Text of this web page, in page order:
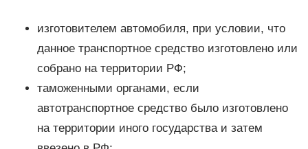
изготовителем автомобиля, при условии, что
данное транспортное средство изготовлено или
собрано на территории РФ;
таможенными органами, если
автотранспортное средство было изготовлено
на территории иного государства и затем